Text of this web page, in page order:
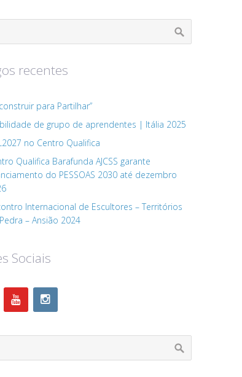
recentes
para Partilhar”
de grupo de aprendentes | Itália 2025
no Centro Qualifica
Qualifica Barafunda AJCSS garante
do PESSOAS 2030 até dezembro
Internacional de Escultores – Territórios
– Ansião 2024
Sociais